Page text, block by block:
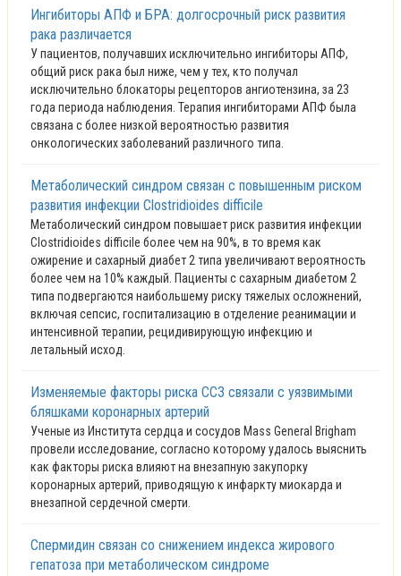
Ингибиторы АПФ и БРА: долгосрочный риск развития
рака различается
У пациентов, получавших исключительно ингибиторы АПФ,
общий риск рака был ниже, чем у тех, кто получал
исключительно блокаторы рецепторов ангиотензина, за 23
года периода наблюдения. Терапия ингибиторами АПФ была
связана с более низкой вероятностью развития
онкологических заболеваний различного типа.
Метаболический синдром связан с повышенным риском
развития инфекции Clostridioides difficile
Метаболический синдром повышает риск развития инфекции
Clostridioides difficile более чем на 90%, в то время как
ожирение и сахарный диабет 2 типа увеличивают вероятность
более чем на 10% каждый. Пациенты с сахарным диабетом 2
типа подвергаются наибольшему риску тяжелых осложнений,
включая сепсис, госпитализацию в отделение реанимации и
интенсивной терапии, рецидивирующую инфекцию и
летальный исход.
Изменяемые факторы риска ССЗ связали с уязвимыми
бляшками коронарных артерий
Ученые из Института сердца и сосудов Mass General Brigham
провели исследование, согласно которому удалось выяснить
как факторы риска влияют на внезапную закупорку
коронарных артерий, приводящую к инфаркту миокарда и
внезапной сердечной смерти.
Спермидин связан со снижением индекса жирового
гепатоза при метаболическом синдроме